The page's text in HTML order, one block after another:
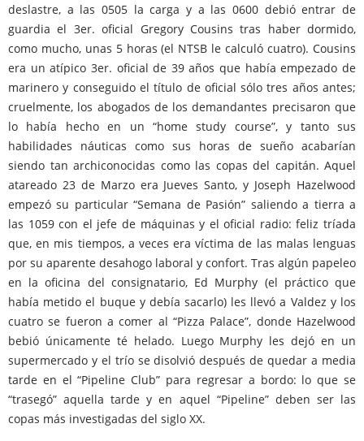
deslastre, a las 0505 la carga y a las 0600 debió entrar de
guardia el 3er. oficial Gregory Cousins tras haber dormido,
como mucho, unas 5 horas (el NTSB le calculó cuatro). Cousins
era un atípico 3er. oficial de 39 años que había empezado de
marinero y conseguido el título de oficial sólo tres años antes;
cruelmente, los abogados de los demandantes precisaron que
lo había hecho en un “home study course”, y tanto sus
habilidades náuticas como sus horas de sueño acabarían
siendo tan archiconocidas como las copas del capitán. Aquel
atareado 23 de Marzo era Jueves Santo, y Joseph Hazelwood
empezó su particular “Semana de Pasión” saliendo a tierra a
las 1059 con el jefe de máquinas y el oficial radio: feliz tríada
que, en mis tiempos, a veces era víctima de las malas lenguas
por su aparente desahogo laboral y confort. Tras algún papeleo
en la oficina del consignatario, Ed Murphy (el práctico que
había metido el buque y debía sacarlo) les llevó a Valdez y los
cuatro se fueron a comer al “Pizza Palace”, donde Hazelwood
bebió únicamente té helado. Luego Murphy les dejó en un
supermercado y el trío se disolvió después de quedar a media
tarde en el “Pipeline Club” para regresar a bordo: lo que se
“trasegó” aquella tarde y en aquel “Pipeline” deben ser las
copas más investigadas del siglo XX.